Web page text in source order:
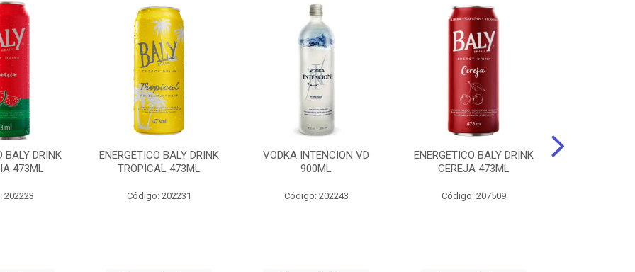
BALY DRINK
473ML
202223
ENERGETICO BALY DRINK
TROPICAL 473ML
Código: 202231
VODKA INTENCION VD
900ML
Código: 202243
ENERGETICO BALY DRINK
CEREJA 473ML
Código: 207509